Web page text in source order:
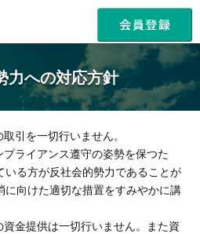
力への対応方針
引を一切行いません。
ライアンス遵守の姿勢を保つた
る方が反社会的勢力であることが
向けた適切な措置をすみやかに講
金提供は一切行いません。また資